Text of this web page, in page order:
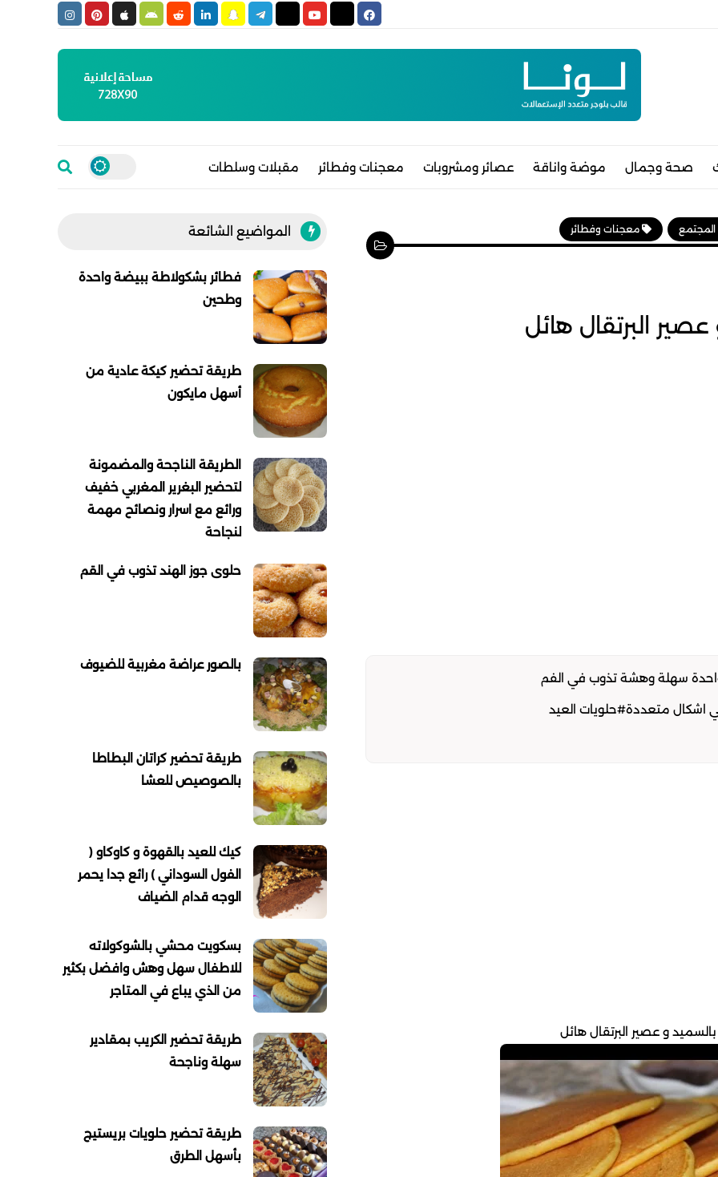
صحة وجمال موضة واناقة عصائر ومشروبات معجنات وفطائر مقبلات وسلطات
المجتمع معجنات وفطائر
البرتقال هائل
اشكال متعددة#حلويات العيد
و عصير البرتقال هائل
المواضيع الشائعة
فطائر بشكولاطة ببيضة واحدة
وطحين
طريقة تحضير كيكة عادية من
أسهل مايكون
الطريقة الناجحة والمضمونة
لتحضير البغرير المغربي خفيف
ورائع مع اسرار ونصائح مهمة
لنجاحة
حلوى جوز الهند تذوب في القم
بالصور عراضة مغربية للضيوف
طريقة تحضير كراتان البطاطا
بالصوصيص للعشا
كيك للعيد بالقهوة و كاوكاو (
الفول السوداني ) رائع جدا يحمر
الوجه قدام الضياف
بسكويت محشي بالشوكولاته
للاطفال سهل وهش وافضل بكثير
من الذي يباع في المتاجر
طريقة تحضير الكريب بمقادير
سهلة وناجحة
طريقة تحضير حلويات بريستيج
بأسهل الطرق